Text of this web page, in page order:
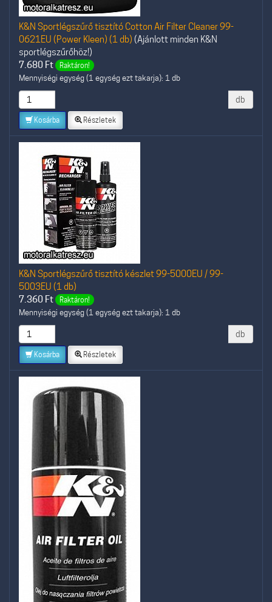
K&N Sportlégszűrő tisztító Cotton Air Filter Cleaner 99-
0621EU (Power Kleen) (1 db) (Ajánlott minden K&N
sportlégszűrőhöz!)
7.680 Ft Raktáron!
Mennyiségi egység (1 egység ezt takarja): 1 db
db
Kosárba Részletek
K&N Sportlégszűrő tisztító készlet 99-5000EU / 99-
5003EU (1 db)
7.360 Ft Raktáron!
Mennyiségi egység (1 egység ezt takarja): 1 db
db
Kosárba Részletek